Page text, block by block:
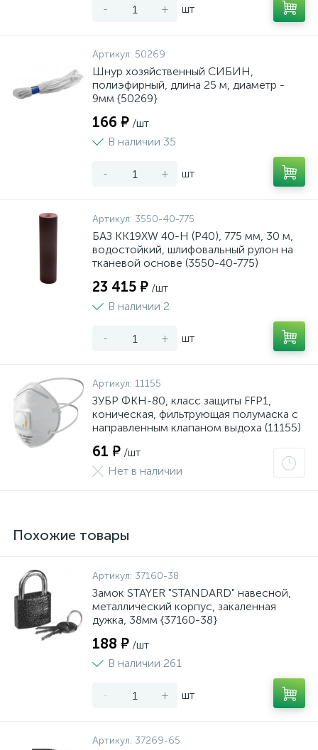
- + шт
Артикул: 50269
Шнур хозяйственный СИБИН,
полиэфирный, длина 25 м, диаметр -
9мм {50269}
166 ₽ /шт
В наличии 35
- + шт
Артикул: 3550-40-775
БАЗ KK19XW 40-H (Р40), 775 мм, 30 м,
водостойкий, шлифовальный рулон на
тканевой основе (3550-40-775)
23 415 ₽ /шт
В наличии 2
- + шт
Артикул: 11155
ЗУБР ФКН-80, класс защиты FFP1,
коническая, фильтрующая полумаска с
направленным клапаном выдоха (11155)
61 ₽ /шт
Нет в наличии
Похожие товары
Артикул: 37160-38
Замок STAYER "STANDARD" навесной,
металлический корпус, закаленная
дужка, 38мм {37160-38}
188 ₽ /шт
В наличии 261
- + шт
Артикул: 37269-65